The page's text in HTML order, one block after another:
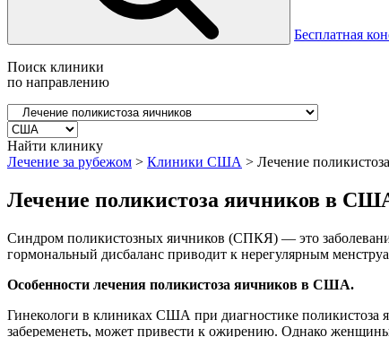
Бесплатная
Поиск клиники
по направлению
Найти клинику
Лечение за рубежом > Клиники США > Лечение
Лечение поликистоза яичников в
Синдром поликистозных яичников (СПКЯ) — это
гормональный дисбаланс приводит к нерегулярным
Особенности лечения поликистоза яичников в США.
Гинекологи в клиниках США при диагностике поликистоза
забеременеть, может привести к ожирению. Однако